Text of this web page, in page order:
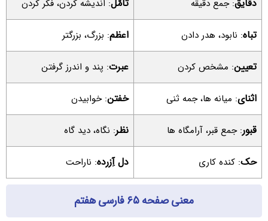
دقایق: جمع دقیقه تامّل: اندیشه کردن، فکر کردن
تباه: نابود، هدر دادن اعظم: بزرگ، بزرگتر
تعیین: مشخص کردن عبرت: پند و اندرز گرفتن
اثنای: میانه ها، جمه ثنی خفتن: خوابیدن
قبور: جمع قبر، آرامگاه ها نظر: نگاه، دید گاه
حک: کنده کاری دل آِزرده: ناراحت
معنی صفحه ۶۵ فارسی هفتم